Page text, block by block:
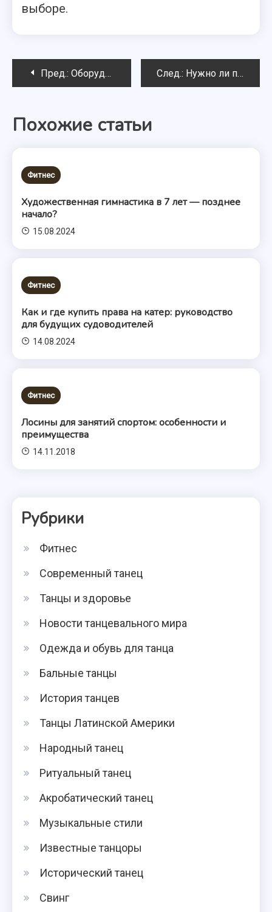
выборе.
Навигация
записям
Пред.: Оборудование для фитнес-клубов: подбираем виды тренажеров и полезные мелочи След.: Нужно ли пить воду во время тренировок?
Похожие статьи
Фитнес
Художественная гимнастика в 7 лет — позднее
начало?
15.08.2024
Фитнес
Как и где купить права на катер: руководство
для будущих судоводителей
14.08.2024
Фитнес
Лосины для занятий спортом: особенности и
преимущества
14.11.2018
Рубрики
Фитнес
Современный танец
Танцы и здоровье
Новости танцевального мира
Одежда и обувь для танца
Бальные танцы
История танцев
Танцы Латинской Америки
Народный танец
Ритуальный танец
Акробатический танец
Музыкальные стили
Известные танцоры
Исторический танец
Свинг